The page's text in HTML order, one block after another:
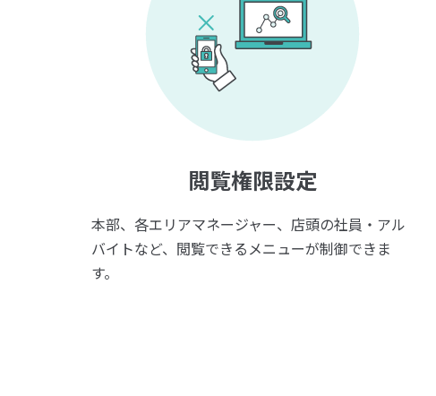
閲覧権限設定
本部、各エリアマネージャー、店頭の社員・アル
バイトなど、閲覧できるメニューが制御できま
す。